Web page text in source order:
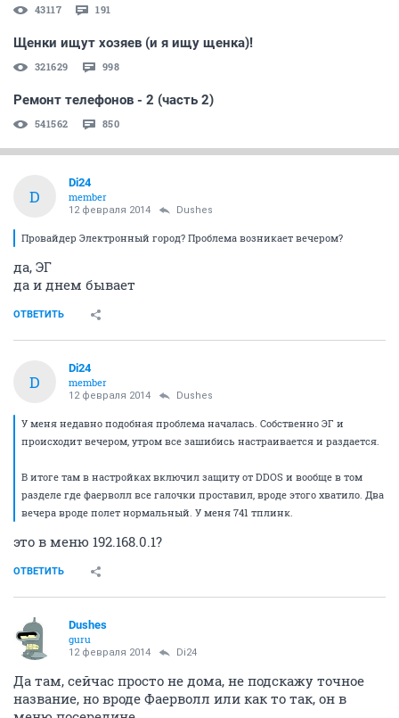
43117 191
Щенки ищут хозяев (и я ищу щенка)!
321629 998
Ремонт телефонов - 2 (часть 2)
541562 850
D
Di24
member
12 февраля 2014 Dushes
Провайдер Электронный город? Проблема возникает вечером?
да, ЭГ
да и днем бывает
ОТВЕТИТЬ
D
Di24
member
12 февраля 2014 Dushes
У меня недавно подобная проблема началась. Собственно ЭГ и
происходит вечером, утром все зашибись настраивается и раздается.
В итоге там в настройках включил защиту от DDOS и вообще в том
разделе где фаерволл все галочки проставил, вроде этого хватило. Два
вечера вроде полет нормальный. У меня 741 тплинк.
это в меню 192.168.0.1?
ОТВЕТИТЬ
Dushes
guru
12 февраля 2014 Di24
Да там, сейчас просто не дома, не подскажу точное
название, но вроде Фаерволл или как то так, он в